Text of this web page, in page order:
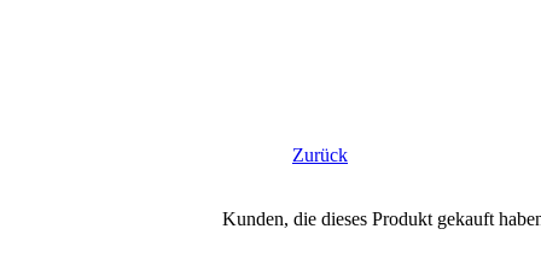
Zurück
Kunden, die dieses Produkt gekauft